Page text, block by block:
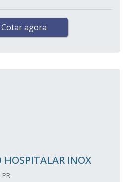
Cotar agora
HOSPITALAR INOX
PR